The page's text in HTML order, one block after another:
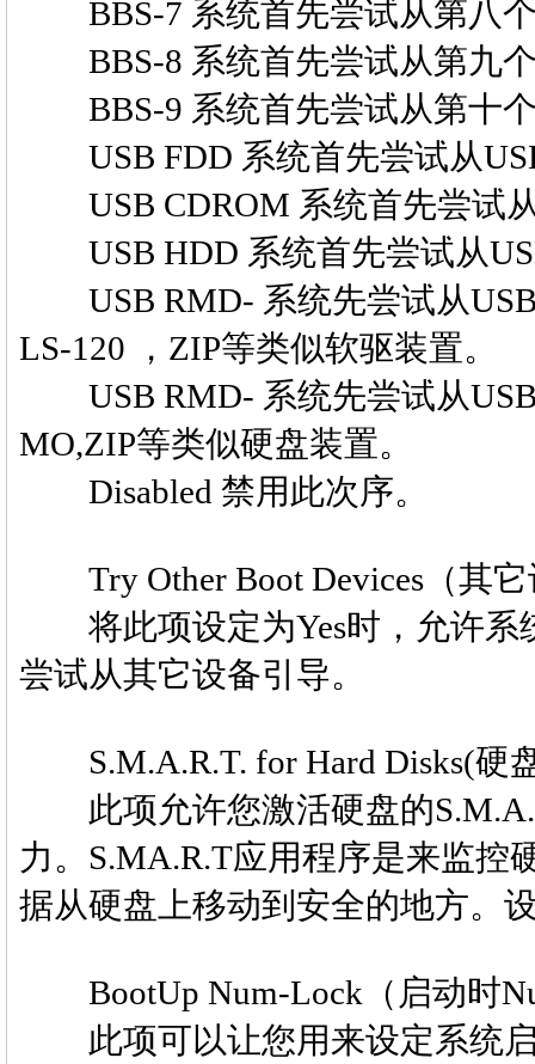
BBS-7 系统首先尝试从第八个
BBS-8 系统首先尝试从第九个
BBS-9 系统首先尝试从第十个
USB FDD 系统首先尝试从
USB CDROM 系统首先尝试
USB HDD 系统首先尝试从
USB RMD- 系统先尝试从USB
LS-120 ，ZIP等类似软驱装置。
USB RMD- 系统先尝试从USB
MO,ZIP等类似硬盘装置。
Disabled 禁用此次序。
Try Other Boot Devices（其它
将此项设定为Yes时，允许系
尝试从其它设备引导。
S.M.A.R.T. for Hard Disks(硬
此项允许您激活硬盘的
力。S.MA.R.T应用程序是来监控
据从硬盘上移动到安全的地方。
BootUp Num-Lock（启动时
此项可以让您用来设定系统启